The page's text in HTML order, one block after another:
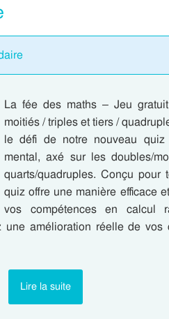
La fée des maths – Jeu
moitiés / triples et tiers /
le défi de notre nouveau
mental, axé sur les doubles/
quarts/quadruples. Conçu pour
quiz offre une manière efficace
vos compétences en calcul
une amélioration réelle de vos
Lire la suite